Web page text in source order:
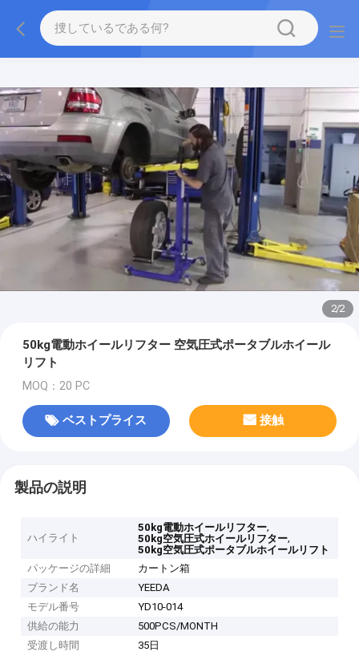
2/2
50kg電動ホイールリフター 空気圧式ポータブルホイール
リフト
MOQ：20 PC
ベストプライス 接触
製品の説明
ハイライト
50kg電動ホイールリフター,
50kg空気圧式ホイールリフター,
50kg空気圧式ポータブルホイールリフト
パッケージの詳細
カートン箱
ブランド名
YEEDA
モデル番号
YD10-014
供給の能力
500PCS/MONTH
受渡し時間
35日